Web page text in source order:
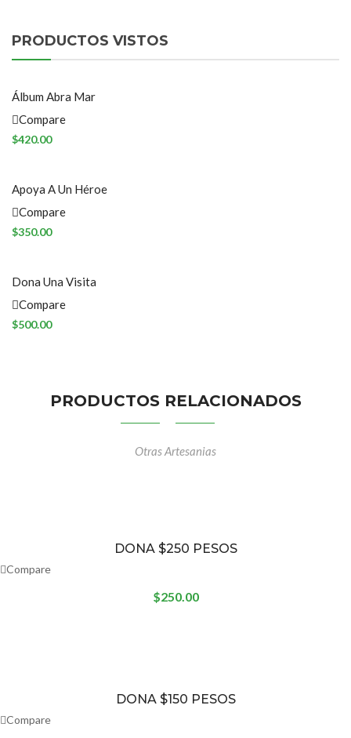
PRODUCTOS VISTOS
Álbum Abra Mar
Abra
Compare
$420.00
Apoya A Un Héroe
Compare
$350.00
Dona Una Visita
Escolar
Compare
$500.00
PRODUCTOS RELACIONADOS
Otras Artesanias
DONA $250 PESOS
Compare
$250.00
DONA $150 PESOS
Compare